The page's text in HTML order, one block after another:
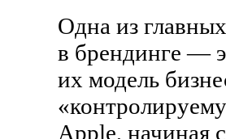
Одна из
в брендинге —
их модель
«
Apple, начиная с